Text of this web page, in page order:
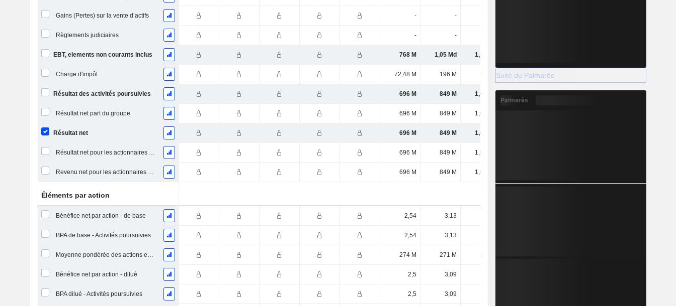
Gains (Pertes) sur la vente d’actifs - -
Règlements judiciaires - -
EBT, elements non courants inclus 768 M 1,05 Md 1,28 Md
Charge d'impôt 72,48 M 196 M 241 M 340 M
Résultat des activités poursuivies 696 M 849 M 1,04 Md
Résultat net part du groupe 696 M 849 M 1,04 Md
Résultat net 696 M 849 M 1,04 Md
Résultat net pour les actionnaires ordinaires, éléments exceptionnels inclus. 696 M 849 M 1,04 Md
Revenu net pour les actionnaires ordinaires, hors éléments exceptionnelsRésultat net pour les actionnaires ordinaires, éléments exceptionnels exclus. 696 M 849 M 1,04 Md
Éléments par action
Bénéfice net par action - de base 2,54 3,13
BPA de base - Activités poursuivies 2,54 3,13
Moyenne pondérée des actions en circulation 274 M 271 M 269 M
Bénéfice net par action - dilué 2,5 3,09
BPA dilué - Activités poursuivies 2,5 3,09
Suite du Palmarès
Palmarès